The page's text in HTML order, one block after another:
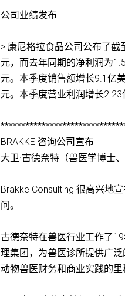
公司业绩发布
> 康尼格拉食品公司公布了
元，而去年同期的净利润为
元。本季度销售额增长9.1亿
元。本季度营业利润增长
BRAKKE 咨询公司宣布
大卫·古德奈特（兽医学博士
Brakke Consulting 很高兴地
问。
古德奈特在兽医行业工作了
理集团，为兽医诊所提供广
动物兽医财务和商业实践的